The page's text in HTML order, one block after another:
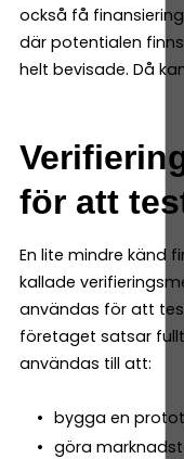
också få
där potentialen
helt bevisade. Då
för att
En lite mindre känd
kallade
användas för att
företaget satsar
användas till att:
bygga en
göra